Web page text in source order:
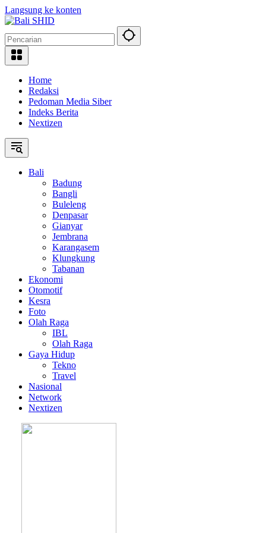
Langsung ke konten
Home
Redaksi
Pedoman Media Siber
Indeks Berita
Nextizen
Bali
Badung
Bangli
Buleleng
Denpasar
Gianyar
Jembrana
Karangasem
Klungkung
Tabanan
Ekonomi
Otomotif
Kesra
Foto
Olah Raga
IBL
Olah Raga
Gaya Hidup
Tekno
Travel
Nasional
Network
Nextizen